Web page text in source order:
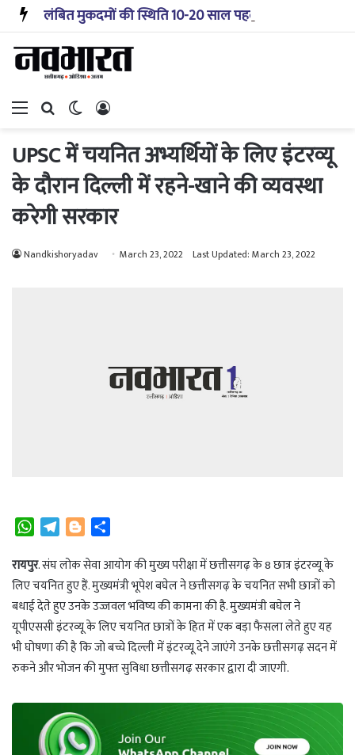
Menu Search forSwitch skin
UPSC में चयनित अभ्यर्थियों के लिए इंटरव्यू
के दौरान दिल्ली में रहने-खाने की व्यवस्था
करेगी सरकार
Nandkishoryadav March 23, 2022 Last Updated: March 23, 2022
W
a
t
s
A
p
p
T
l
e
g
r
a
m
B
o
g
g
e
r
a
r
e
रायपुर. संघ लोक सेवा आयोग की मुख्य परीक्षा में छत्तीसगढ़ के 8 छात्र इंटरव्यू के
लिए चयनित हुए हैं. मुख्यमंत्री भूपेश बघेल ने छत्तीसगढ़ के चयनित सभी छात्रों को
बधाई देते हुए उनके उज्जवल भविष्य की कामना की है. मुख्यमंत्री बघेल ने
यूपीएससी इंटरव्यू के लिए चयनित छात्रों के हित में एक बड़ा फैसला लेते हुए यह
भी घोषणा की है कि जो बच्चे दिल्ली में इंटरव्यू देने जाएंगे उनके छत्तीसगढ़ सदन में
रुकने और भोजन की मुफ्त सुविधा छत्तीसगढ़ सरकार द्वारा दी जाएगी.